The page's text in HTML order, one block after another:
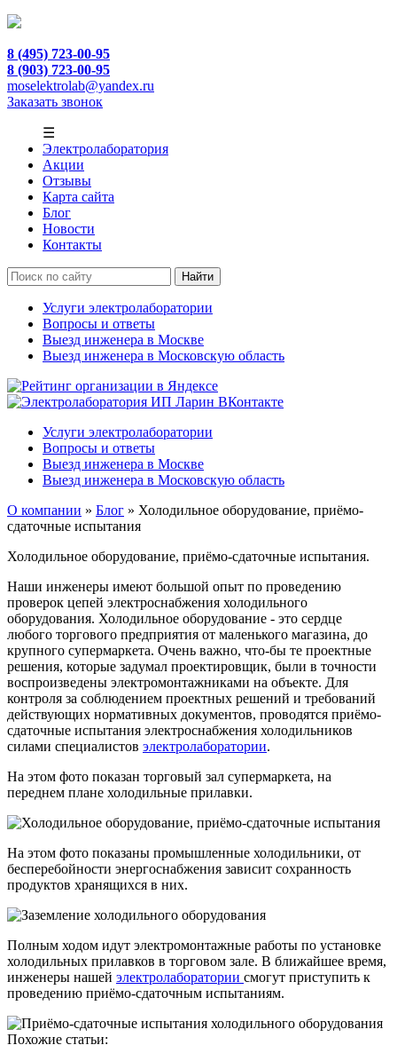
8 (495) 723-00-95
8 (903) 723-00-95
moselektrolab@yandex.ru
Заказать звонок
☰
Электролаборатория
Акции
Отзывы
Карта сайта
Блог
Новости
Контакты
Услуги электролаборатории
Вопросы и ответы
Выезд инженера в Москве
Выезд инженера в Московскую область
Услуги электролаборатории
Вопросы и ответы
Выезд инженера в Москве
Выезд инженера в Московскую область
О компании » Блог » Холодильное оборудование, приёмо-
сдаточные испытания
Холодильное оборудование, приёмо-сдаточные испытания.
Наши инженеры имеют большой опыт по проведению
проверок цепей электроснабжения холодильного
оборудования. Холодильное оборудование - это сердце
любого торгового предприятия от маленького магазина, до
крупного супермаркета. Очень важно, что-бы те проектные
решения, которые задумал проектировщик, были в точности
воспроизведены электромонтажниками на объекте. Для
контроля за соблюдением проектных решений и требований
действующих нормативных документов, проводятся приёмо-
сдаточные испытания электроснабжения холодильников
силами специалистов электролаборатории.
На этом фото показан торговый зал супермаркета, на
переднем плане холодильные прилавки.
На этом фото показаны промышленные холодильники, от
бесперебойности энергоснабжения зависит сохранность
продуктов хранящихся в них.
Полным ходом идут электромонтажные работы по установке
холодильных прилавков в торговом зале. В ближайшее время,
инженеры нашей электролаборатории смогут приступить к
проведению приёмо-сдаточным испытаниям.
Похожие статьи: